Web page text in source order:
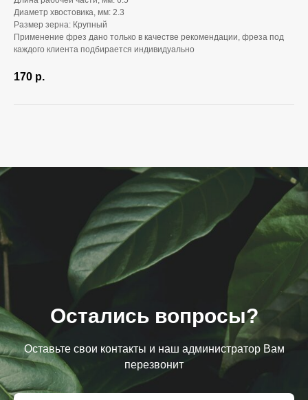
Диаметр хвостовика, мм: 2.3
Размер зерна: Крупный
Применение фрез дано только в качестве рекомендации, фреза под
каждого клиента подбирается индивидуально
170 р.
Остались вопросы?
Оставьте свои контакты и наш администратор Вам
перезвонит